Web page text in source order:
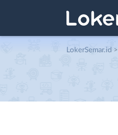
LokerSemar.id >